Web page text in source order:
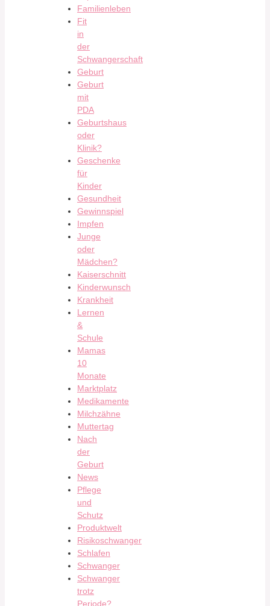
Familienleben
Fit
in
der
Schwangerschaft
Geburt
Geburt
mit
PDA
Geburtshaus
oder
Klinik?
Geschenke
für
Kinder
Gesundheit
Gewinnspiel
Impfen
Junge
oder
Mädchen?
Kaiserschnitt
Kinderwunsch
Krankheit
Lernen
&
Schule
Mamas
10
Monate
Marktplatz
Medikamente
Milchzähne
Muttertag
Nach
der
Geburt
News
Pflege
und
Schutz
Produktwelt
Risikoschwanger
Schlafen
Schwanger
Schwanger
trotz
Periode?